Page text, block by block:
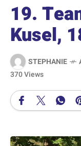
19.
Kusel,
STEPHANIE
370 Views